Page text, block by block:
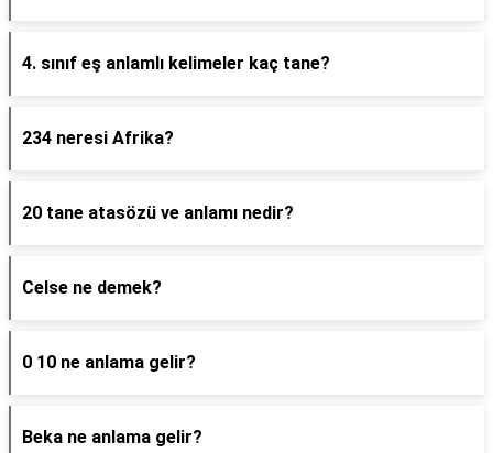
4. sınıf eş anlamlı kelimeler kaç tane?
234 neresi Afrika?
20 tane atasözü ve anlamı nedir?
Celse ne demek?
0 10 ne anlama gelir?
Beka ne anlama gelir?